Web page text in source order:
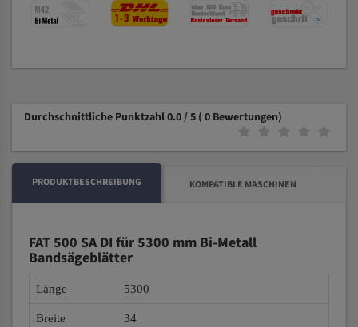
Durchschnittliche Punktzahl 0.0 / 5 ( 0 Bewertungen)
PRODUKTBESCHREIBUNG KOMPATIBLE MASCHINEN
FAT 500 SA DI für 5300 mm Bi-Metall
Bandsägeblätter
Länge 5300
Breite 34